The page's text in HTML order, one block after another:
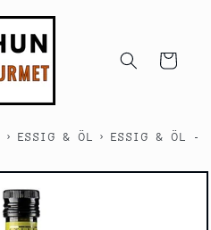
Warenkorb
› ESSIG & ÖL › ESSIG & ÖL -